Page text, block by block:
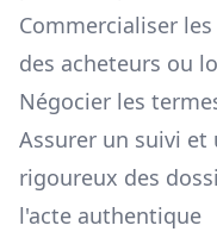
Commercialiser
des acheteurs ou
Négocier les
Assurer un suivi et
rigoureux des
l'acte authentique